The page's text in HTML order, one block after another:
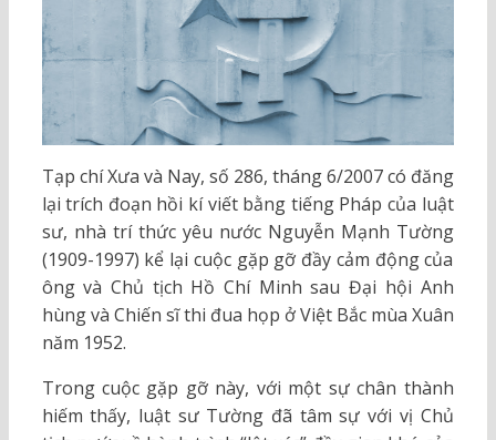
Tạp chí Xưa và Nay, số 286, tháng 6/2007 có đăng
lại trích đoạn hồi kí viết bằng tiếng Pháp của luật
sư, nhà trí thức yêu nước Nguyễn Mạnh Tường
(1909-1997) kể lại cuộc gặp gỡ đầy cảm động của
ông và Chủ tịch Hồ Chí Minh sau Đại hội Anh
hùng và Chiến sĩ thi đua họp ở Việt Bắc mùa Xuân
năm 1952.
Trong cuộc gặp gỡ này, với một sự chân thành
hiếm thấy, luật sư Tường đã tâm sự với vị Chủ